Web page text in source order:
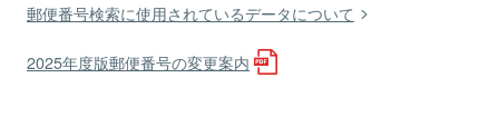
郵便番号検索に使用されているデータについて
2025年度版郵便番号の変更案内